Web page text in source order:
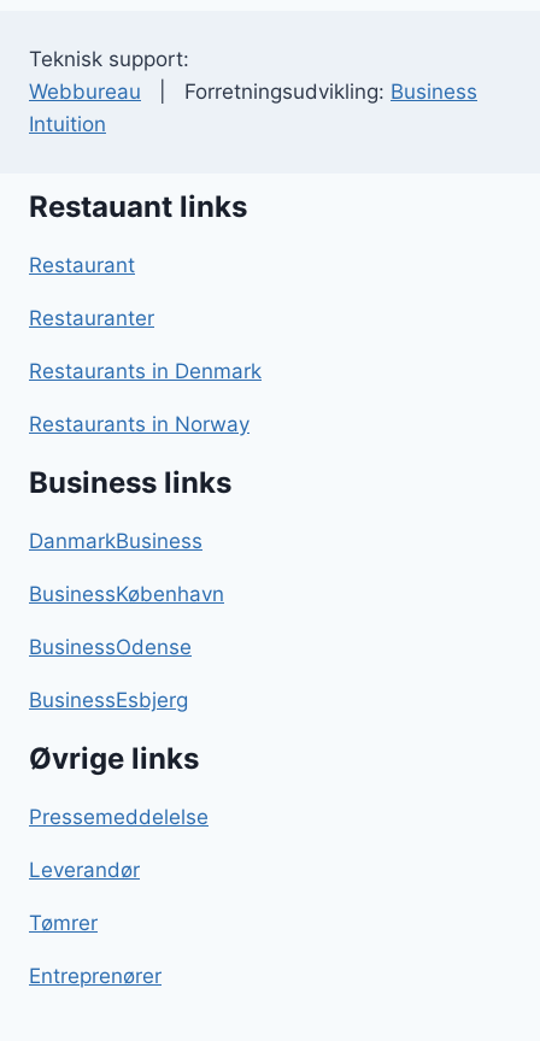
Teknisk support:
Webbureau | Forretningsudvikling: Business
Intuition
Restauant links
Restaurant
Restauranter
Restaurants in Denmark
Restaurants in Norway
Business links
DanmarkBusiness
BusinessKøbenhavn
BusinessOdense
BusinessEsbjerg
Øvrige links
Pressemeddelelse
Leverandør
Tømrer
Entreprenører